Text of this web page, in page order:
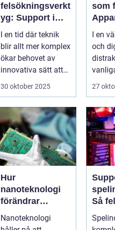
felsökningsverkt
yg: Support i
virtuella miljöer
I en tid där teknik
blir allt mer komplex
ökar behovet av
innovativa sätt att
ge supp...
30 oktober 2025
som
I en
och
27
Hur
nanoteknologi
förändrar
tillverkningen av
elektronik
Nanoteknologi
Så